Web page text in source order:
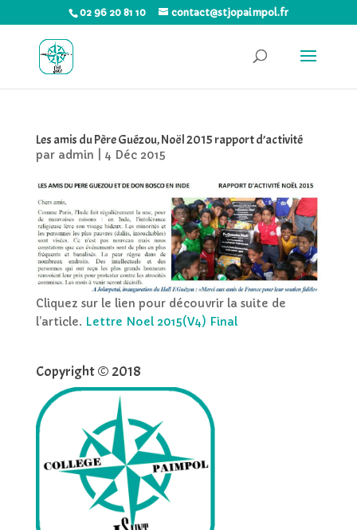
02 96 20 81 10 contact@stjopaimpol.fr
Les amis du Père Guézou, Noël 2015 rapport d’activité
par admin 4 Déc 2015
Cliquez sur le lien pour découvrir la suite de
l’article. Lettre Noel 2015(V4) Final
Copyright © 2018